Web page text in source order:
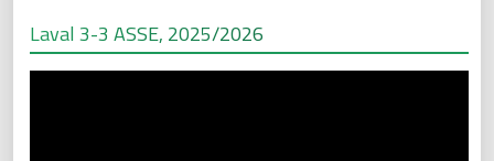
Laval 3-3 ASSE, 2025/2026